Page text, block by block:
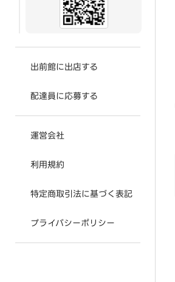
出前館に出店する
配達員に応募する
運営会社
利用規約
特定商取引法に基づく表記
プライバシーポリシー